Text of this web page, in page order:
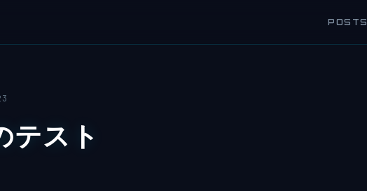
POSTS
スト